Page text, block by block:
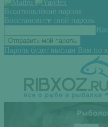
Всоатновление пароля
Восстановите свой пароль
Пароль будет выслан Вам по